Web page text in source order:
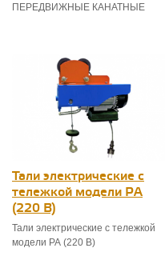
ПЕРЕДВИЖНЫЕ КАНАТНЫЕ
Тали электрические с
тележкой модели РА
(220 В)
Тали электрические с тележкой
модели РА (220 В)